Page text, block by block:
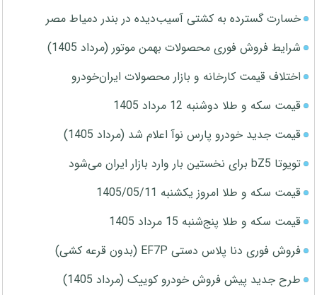
خسارت گسترده به کشتی آسیب‌دیده در بندر دمیاط مصر
شرایط فروش فوری محصولات بهمن موتور (مرداد 1405)
اختلاف قیمت کارخانه و بازار محصولات ایران‌خودرو
قیمت سکه و طلا دوشنبه 12 مرداد 1405
قیمت جدید خودرو پارس نوآ اعلام شد (مرداد 1405)
تویوتا bZ5 برای نخستین بار وارد بازار ایران می‌شود
قیمت سکه و طلا امروز یکشنبه 1405/05/11
قیمت سکه و طلا پنج‌شنبه 15 مرداد 1405
فروش فوری دنا پلاس دستی EF7P (بدون قرعه کشی)
طرح جدید پیش فروش خودرو کوییک (مرداد 1405)